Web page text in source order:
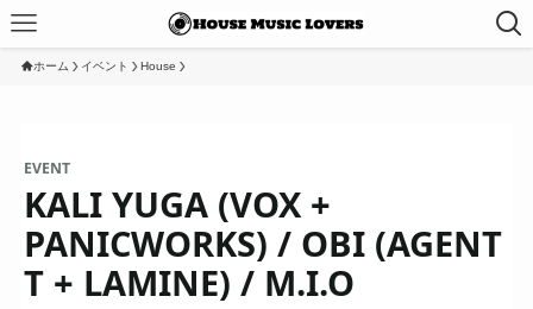
ホーム イベント House
EVENT
KALI YUGA (VOX +
PANICWORKS) / OBI (AGENT
T + LAMINE) / M.I.O